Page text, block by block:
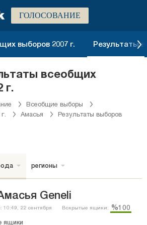
ГОЛОСОВАНИЕ
выборов 2007 г. Результаты
всеобщих
г.
Всеобщие выборы
Амасья Результаты выборов
регионы
Geneli
22 сентября Вскрытые ящики: %100
ящики